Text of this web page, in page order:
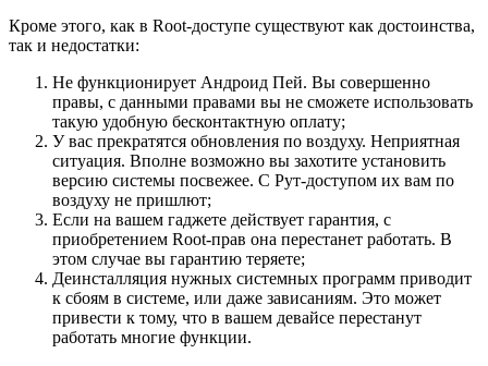
Кроме этого, как в Root-доступе существуют как достоинства,
так и недостатки:
Не функционирует Андроид Пей. Вы совершенно
правы, с данными правами вы не сможете использовать
такую удобную бесконтактную оплату;
У вас прекратятся обновления по воздуху. Неприятная
ситуация. Вполне возможно вы захотите установить
версию системы посвежее. С Рут-доступом их вам по
воздуху не пришлют;
Если на вашем гаджете действует гарантия, с
приобретением Root-прав она перестанет работать. В
этом случае вы гарантию теряете;
Деинсталляция нужных системных программ приводит
к сбоям в системе, или даже зависаниям. Это может
привести к тому, что в вашем девайсе перестанут
работать многие функции.